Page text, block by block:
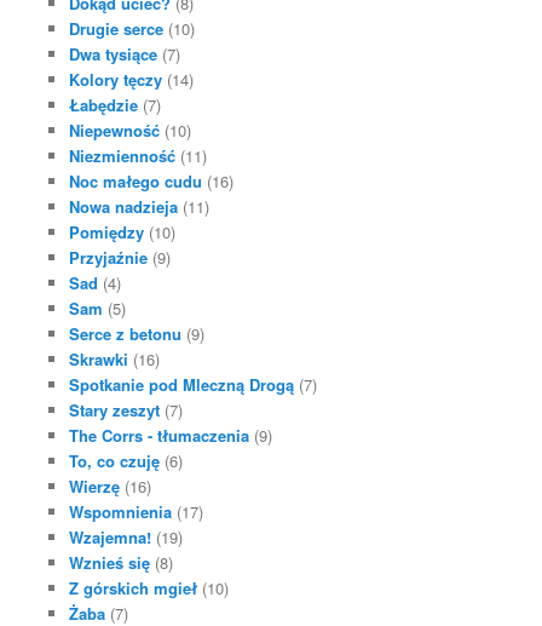
Drugie serce(10)
Dwa tysiące(7)
Kolory tęczy(14)
Łabędzie(7)
Niepewność(10)
Niezmienność(11)
Noc małego cudu (16)
Nowa nadzieja(11)
Pomiędzy(10)
Przyjaźnie(9)
Sad (4)
Sam (5)
Serce z betonu (9)
Skrawki (16)
Spotkanie pod Mleczną Drogą(7)
Stary zeszyt(7)
The Corrs - tłumaczenia(9)
To, co czuję(6)
Wierzę(16)
Wspomnienia(17)
Wzajemna!(19)
Wznieś się(8)
Z górskich mgieł(10)
Żaba(7)